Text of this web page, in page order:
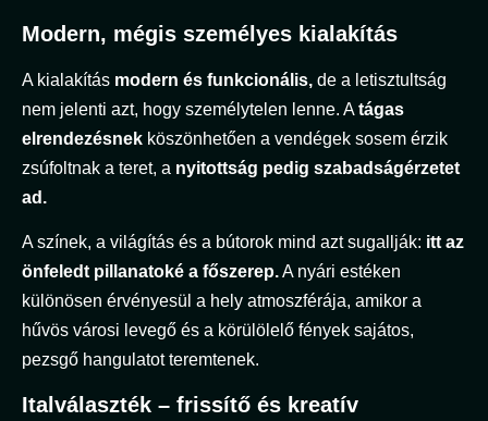
Modern, mégis személyes kialakítás
A kialakítás modern és funkcionális, de a letisztultság
nem jelenti azt, hogy személytelen lenne. Atágas
elrendezésnek köszönhetően a vendégek sosem érzik
zsúfoltnak a teret, a nyitottság pedig szabadságérzetet
ad.
A színek, a világítás és a bútorok mind azt sugallják: itt az
önfeledt pillanatoké a főszerep.A nyári estéken
különösen érvényesül a hely atmoszférája, amikor a
hűvös városi levegő és a körülölelő fények sajátos,
pezsgő hangulatot teremtenek.
Italválaszték – frissítő és kreatív